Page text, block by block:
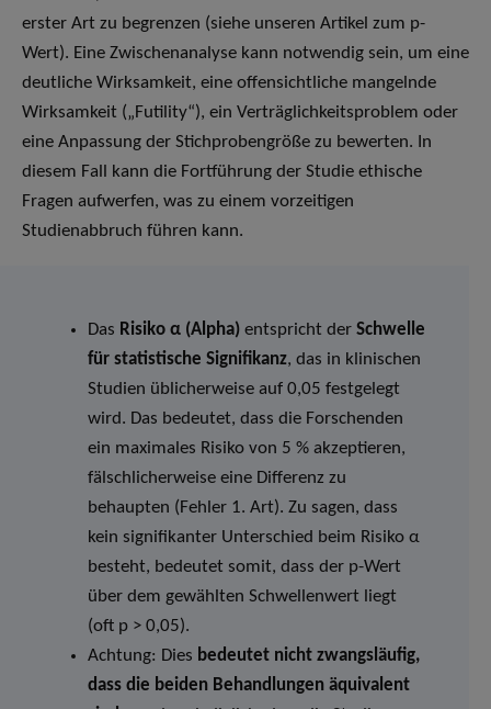
erster Art zu begrenzen (siehe unseren Artikel zum p-
Wert). Eine Zwischenanalyse kann notwendig sein, um eine
deutliche Wirksamkeit, eine offensichtliche mangelnde
Wirksamkeit („Futility“), ein Verträglichkeitsproblem oder
eine Anpassung der Stichprobengröße zu bewerten. In
diesem Fall kann die Fortführung der Studie ethische
Fragen aufwerfen, was zu einem vorzeitigen
Studienabbruch führen kann.
Das Risiko α (Alpha) entspricht der Schwelle
für statistische Signifikanz, das in klinischen
Studien üblicherweise auf 0,05 festgelegt
wird. Das bedeutet, dass die Forschenden
ein maximales Risiko von 5 % akzeptieren,
fälschlicherweise eine Differenz zu
behaupten (Fehler 1. Art). Zu sagen, dass
kein signifikanter Unterschied beim Risiko α
besteht, bedeutet somit, dass der p-Wert
über dem gewählten Schwellenwert liegt
(oft p > 0,05).
Achtung: Dies bedeutet nicht zwangsläufig,
dass die beiden Behandlungen äquivalent